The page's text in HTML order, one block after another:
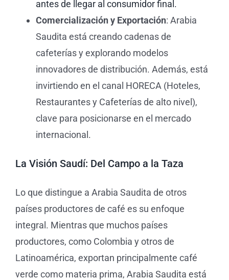
antes de llegar al consumidor final.
Comercialización y Exportación: Arabia
Saudita está creando cadenas de
cafeterías y explorando modelos
innovadores de distribución. Además, está
invirtiendo en el canal HORECA (Hoteles,
Restaurantes y Cafeterías de alto nivel),
clave para posicionarse en el mercado
internacional.
La Visión Saudí: Del Campo a la Taza
Lo que distingue a Arabia Saudita de otros
países productores de café es su enfoque
integral. Mientras que muchos países
productores, como Colombia y otros de
Latinoamérica, exportan principalmente café
verde como materia prima, Arabia Saudita está